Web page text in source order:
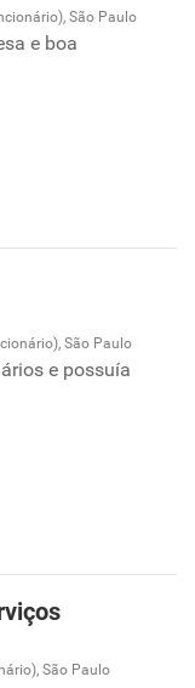
São Paulo
e boa
São Paulo
e possuía
São Paulo